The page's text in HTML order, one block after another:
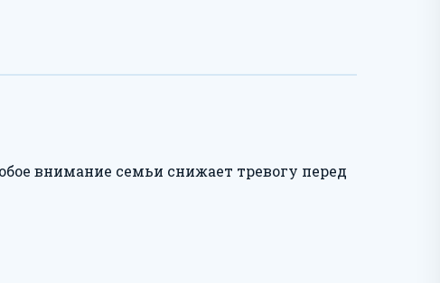
внимание семьи снижает тревогу перед